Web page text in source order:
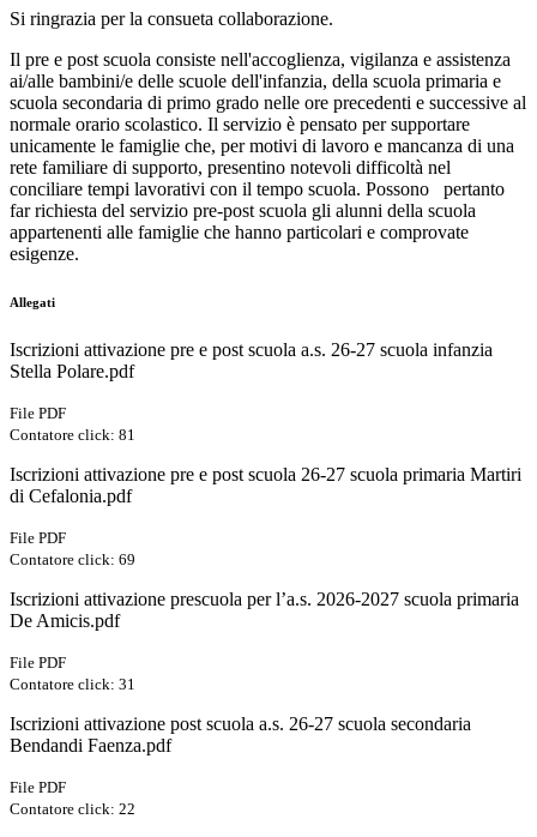
Si ringrazia per la consueta collaborazione.
Il pre e post scuola consiste nell'accoglienza, vigilanza e assistenza
ai/alle bambini/e delle scuole dell'infanzia, della scuola primaria e
scuola secondaria di primo grado nelle ore precedenti e successive al
normale orario scolastico. Il servizio è pensato per supportare
unicamente le famiglie che, per motivi di lavoro e mancanza di una
rete familiare di supporto, presentino notevoli difficoltà nel
conciliare tempi lavorativi con il tempo scuola. Possono
pertanto
far richiesta del servizio pre-post scuola gli alunni della scuola
appartenenti alle famiglie che hanno particolari e comprovate
esigenze.
Allegati
Iscrizioni attivazione pre e post scuola a.s. 26-27 scuola infanzia
Stella Polare.pdf
File PDF
Contatore click: 81
Iscrizioni attivazione pre e post scuola 26-27 scuola primaria Martiri
di Cefalonia.pdf
File PDF
Contatore click: 69
Iscrizioni attivazione prescuola per l’a.s. 2026-2027 scuola primaria
De Amicis.pdf
File PDF
Contatore click: 31
Iscrizioni attivazione post scuola a.s. 26-27 scuola secondaria
Bendandi Faenza.pdf
File PDF
Contatore click: 22